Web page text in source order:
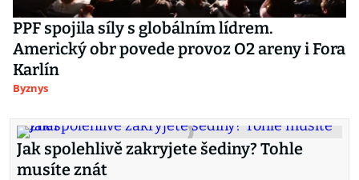
PPF spojila síly s globálním lídrem.
Americký obr povede provoz O2 areny i Fora
Karlín
Byznys
Jak spolehlivě zakryjete šediny? Tohle
musíte znát